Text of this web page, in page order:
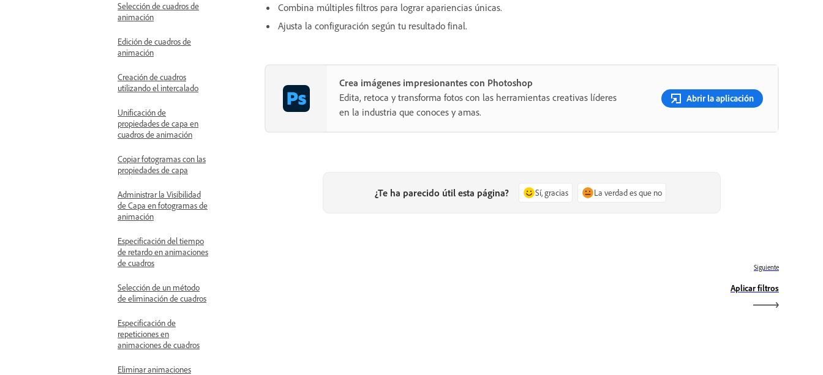
Selección de cuadros de
animación
Edición de cuadros de
animación
Creación de cuadros
utilizando el intercalado
Unificación de
propiedades de capa en
cuadros de animación
Copiar fotogramas con las
propiedades de capa
Administrar la Visibilidad
de Capa en fotogramas de
animación
Especificación del tiempo
de retardo en animaciones
de cuadros
Selección de un método
de eliminación de cuadros
Especificación de
repeticiones en
animaciones de cuadros
Eliminar animaciones
Combina múltiples filtros para lograr apariencias únicas.
Ajusta la configuración según tu resultado final.
Crea imágenes impresionantes con Photoshop
Edita, retoca y transforma fotos con las herramientas creativas líderes
en la industria que conoces y amas.
Abrir la aplicación
¿Te ha parecido útil esta página? Sí, gracias La verdad es que no
Siguiente
Aplicar filtros